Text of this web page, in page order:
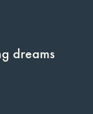
dreams